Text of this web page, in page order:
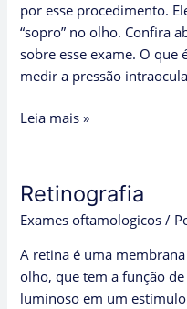
por esse procedimento.
“sopro” no olho. Confira
sobre esse exame. O que
medir a pressão
Leia mais »
Retinografia
Exames oftamologicos /
A retina é uma
olho, que tem a função
luminoso em um
Retinografia